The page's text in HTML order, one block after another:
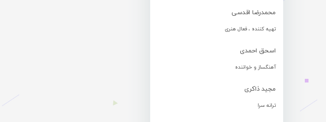
محمدرضا اقدسی
تهیه کننده ، فعال هنری
اسحق احمدی
آهنگساز و خواننده
مجید ذاکری
ترانه سرا